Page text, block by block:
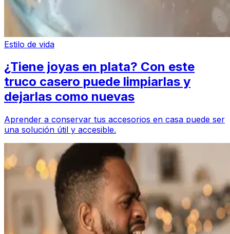
Estilo de vida
¿Tiene joyas en plata? Con este
truco casero puede limpiarlas y
dejarlas como nuevas
Aprender a conservar tus accesorios en casa puede ser
una solución útil y accesible.